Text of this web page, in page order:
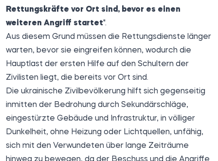
Rettungskräfte vor Ort sind, bevor es einen
weiteren Angriff startet".
Aus diesem Grund müssen die Rettungsdienste länger
warten, bevor sie eingreifen können, wodurch die
Hauptlast der ersten Hilfe auf den Schultern der
Zivilisten liegt, die bereits vor Ort sind.
Die ukrainische Zivilbevölkerung hilft sich gegenseitig
inmitten der Bedrohung durch Sekundärschläge,
eingestürzte Gebäude und Infrastruktur, in völliger
Dunkelheit, ohne Heizung oder Lichtquellen, unfähig,
sich mit den Verwundeten über lange Zeiträume